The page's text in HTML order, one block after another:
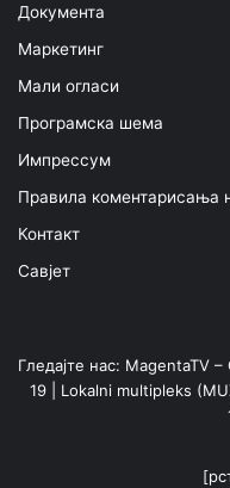
Документа
Маркетинг
Мали огласи
Програмска шема
Импрессум
Правила коментарисања
Контакт
Савјет
Гледајте нас: MagentaTV
19 | Lokalni multipleks